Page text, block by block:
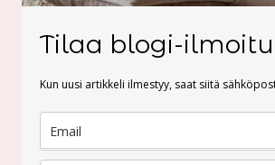
Tilaa blogi-
Kun uusi artikkeli ilmestyy, saat siitä